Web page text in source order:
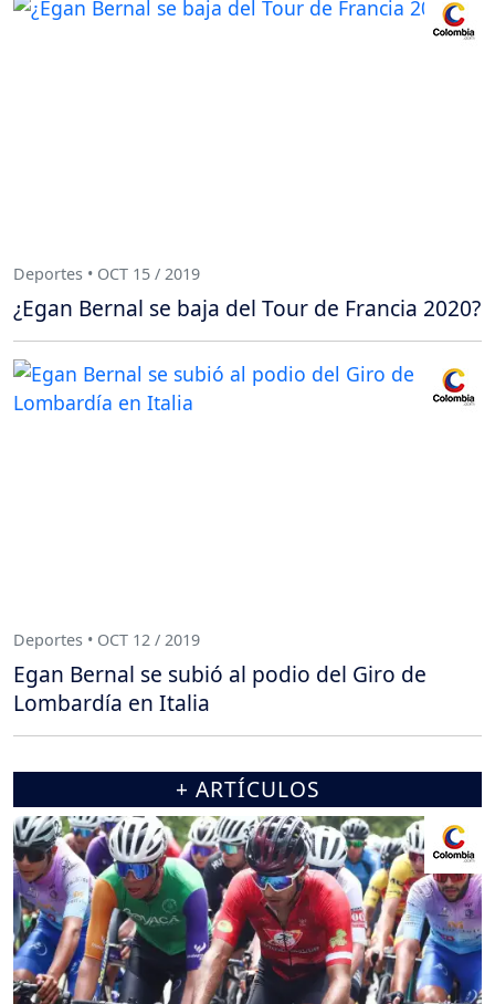
Deportes • OCT 15 / 2019
¿Egan Bernal se baja del Tour de Francia 2020?
Deportes • OCT 12 / 2019
Egan Bernal se subió al podio del Giro de
Lombardía en Italia
+ ARTÍCULOS